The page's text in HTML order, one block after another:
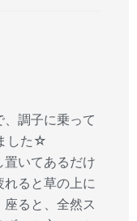
調子に乗って
した☆
置いてあるだけ
ると草の上に
ると、全然ス